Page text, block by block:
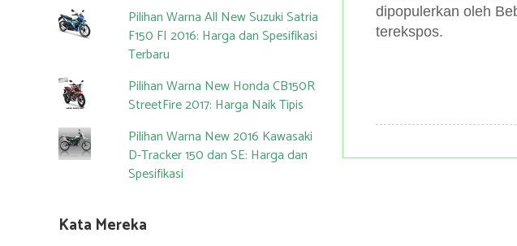
dipopulerkan oleh
terekspos.
Pilihan Warna All New Suzuki Satria
F150 FI 2016: Harga dan Spesifikasi
Terbaru
Pilihan Warna New Honda CB150R
StreetFire 2017: Harga Naik Tipis
Pilihan Warna New 2016 Kawasaki
D-Tracker 150 dan SE: Harga dan
Spesifikasi
Kata Mereka